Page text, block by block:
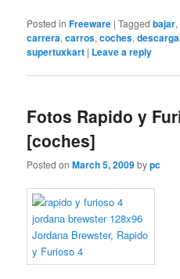
Posted in Freeware |Tagged bajar,
carrera,carros,coches,
supertuxkart | Leave a reply
Fotos Rapido y
[coches]
Posted onMarch 5, 2009bypc